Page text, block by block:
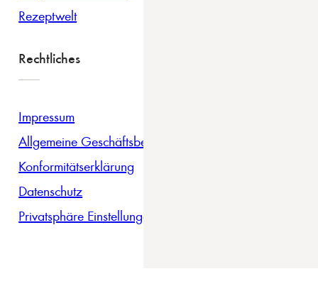
Rezeptwelt
Rechtliches
Impressum
Allgemeine Geschäftsbedingungen
Konformitätserklärung
Datenschutz
Privatsphäre Einstellungen